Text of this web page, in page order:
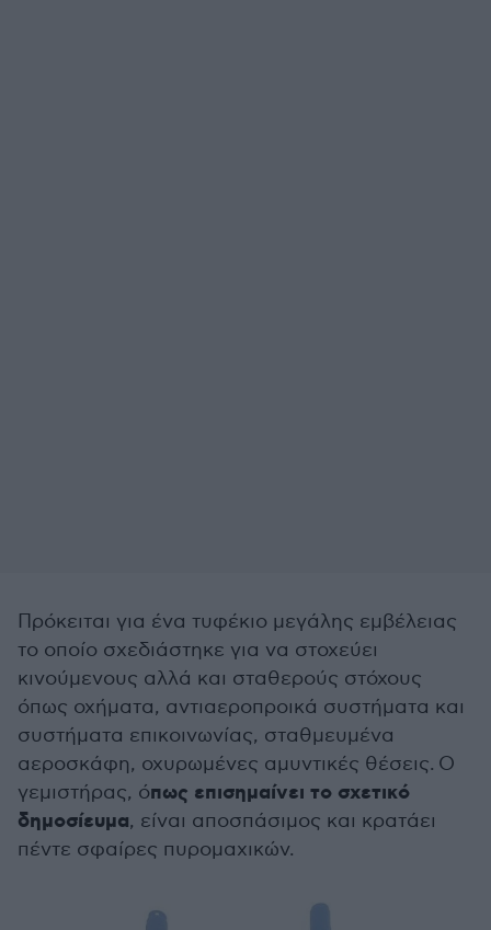
Πρόκειται για ένα τυφέκιο μεγάλης εμβέλειας
το οποίο σχεδιάστηκε για να στοχεύει
κινούμενους αλλά και σταθερούς στόχους
όπως οχήματα, αντιαεροπροικά συστήματα και
συστήματα επικοινωνίας, σταθμευμένα
αεροσκάφη, οχυρωμένες αμυντικές θέσεις. Ο
γεμιστήρας, όπως επισημαίνει το σχετικό
δημοσίευμα, είναι αποσπάσιμος και κρατάει
πέντε σφαίρες πυρομαχικών.